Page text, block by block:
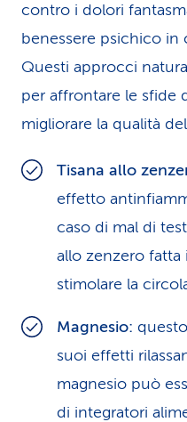
contro i dolori
benessere psichico in
Questi approcci
per affrontare le sfide
migliorare la qualità
Tisana allo
effetto
caso di mal di
allo zenzero fatta
stimolare la
Magnesio:
suoi effetti
magnesio può
di integratori